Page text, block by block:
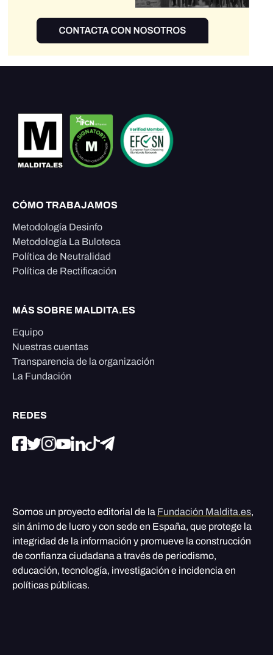
CÓMO TRABAJAMOS
Metodología Desinfo
Metodología La Buloteca
Política de Neutralidad
Política de Rectificación
MÁS SOBRE MALDITA.ES
Equipo
Nuestras cuentas
Transparencia de la organización
La Fundación
REDES
Somos un proyecto editorial de la Fundación Maldita.es,
sin ánimo de lucro y con sede en España, que protege la
integridad de la información y promueve la construcción
de confianza ciudadana a través de periodismo,
educación, tecnología, investigación e incidencia en
políticas públicas.